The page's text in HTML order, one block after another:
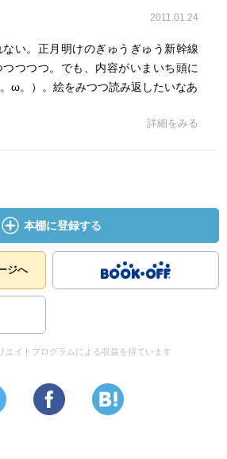
2011.01.24
い。正月明けのぎゅうぎゅう新幹線
つつつ。でも、内容がいまいち頭に
ω。）。絵をみつつ読み返したいなあ
詳細をみる
本棚に登録する
ジへ
エイトプログラムによる収益を得ています